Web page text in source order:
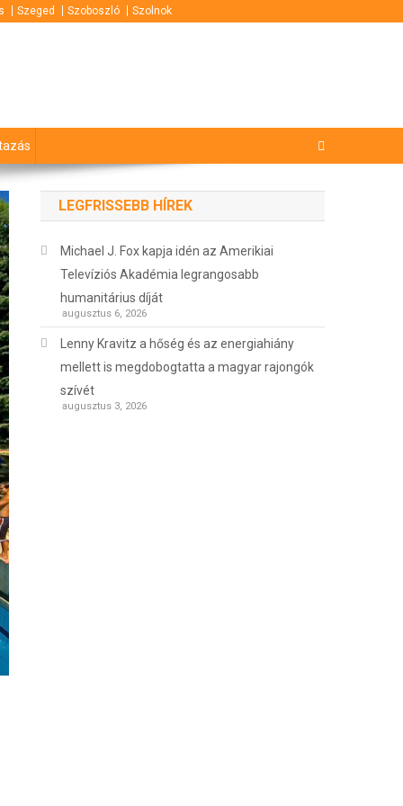
Szeged Szoboszló Szolnok
LEGFRISSEBB HÍREK
Michael J. Fox kapja idén az Amerikiai
Televíziós Akadémia legrangosabb
humanitárius díját
augusztus 6, 2026
Lenny Kravitz a hőség és az energiahiány
mellett is megdobogtatta a magyar rajongók
szívét
augusztus 3, 2026